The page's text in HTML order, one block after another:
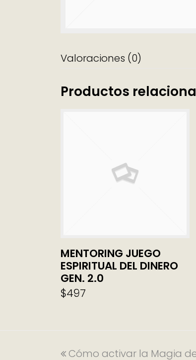
Valoraciones (0)
Productos
AÑADIR AL CARRITO
MENTORING JUEGO
ESPIRITUAL DEL DINERO
GEN. 2.0
$497
Cómo activar la Magia